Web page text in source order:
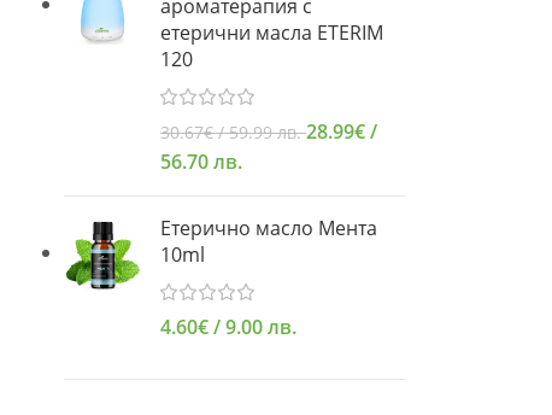
ароматерапия с
етерични масла ETERIM
120
30.67€/ 59.99 лв.28.99€/
56.70 лв.
Етерично масло Мента
10ml
4.60€/ 9.00 лв.